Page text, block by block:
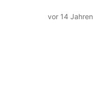
vor 14 Jahren